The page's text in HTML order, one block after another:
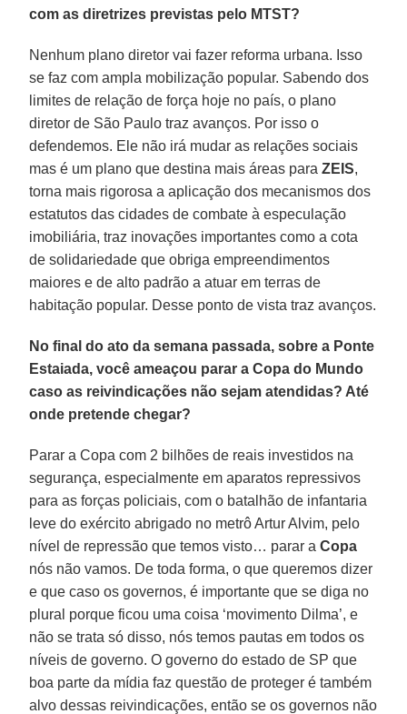
com as diretrizes previstas pelo MTST?
Nenhum plano diretor vai fazer reforma urbana. Isso
se faz com ampla mobilização popular. Sabendo dos
limites de relação de força hoje no país, o plano
diretor de São Paulo traz avanços. Por isso o
defendemos. Ele não irá mudar as relações sociais
mas é um plano que destina mais áreas paraZEIS,
torna mais rigorosa a aplicação dos mecanismos dos
estatutos das cidades de combate à especulação
imobiliária, traz inovações importantes como a cota
de solidariedade que obriga empreendimentos
maiores e de alto padrão a atuar em terras de
habitação popular. Desse ponto de vista traz avanços.
No final do ato da semana passada, sobre a Ponte
Estaiada, você ameaçou parar a Copa do Mundo
caso as reivindicações não sejam atendidas? Até
onde pretende chegar?
Parar a Copa com 2 bilhões de reais investidos na
segurança, especialmente em aparatos repressivos
para as forças policiais, com o batalhão de infantaria
leve do exército abrigado no metrô Artur Alvim, pelo
nível de repressão que temos visto… parar aCopa
nós não vamos. De toda forma, o que queremos dizer
e que caso os governos, é importante que se diga no
plural porque ficou uma coisa ‘movimento Dilma’, e
não se trata só disso, nós temos pautas em todos os
níveis de governo. O governo do estado de SP que
boa parte da mídia faz questão de proteger é também
alvo dessas reivindicações, então se os governos não